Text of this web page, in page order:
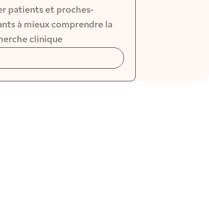
patients et proches-
à mieux comprendre la
clinique